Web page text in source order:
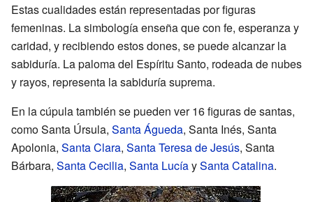
Estas cualidades están representadas por figuras
femeninas. La simbología enseña que con fe, esperanza y
caridad, y recibiendo estos dones, se puede alcanzar la
sabiduría. La paloma del Espíritu Santo, rodeada de nubes
y rayos, representa la sabiduría suprema.
En la cúpula también se pueden ver 16 figuras de santas,
como Santa Úrsula, Santa Águeda, Santa Inés, Santa
Apolonia, Santa Clara, Santa Teresa de Jesús, Santa
Bárbara, Santa Cecilia, Santa LucíaySanta Catalina.